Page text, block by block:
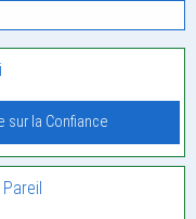
sur la Confiance